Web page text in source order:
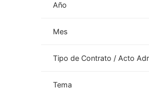
Año
Mes
Tipo de Contrato / Acto
Tema